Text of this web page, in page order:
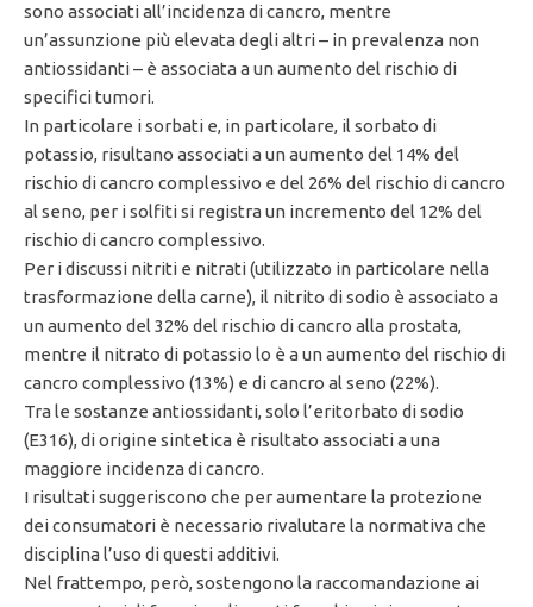
sono associati all’incidenza di cancro, mentre
un’assunzione più elevata degli altri – in prevalenza non
antiossidanti – è associata a un aumento del rischio di
specifici tumori.
In particolare i sorbati e, in particolare, il sorbato di
potassio, risultano associati a un aumento del 14% del
rischio di cancro complessivo e del 26% del rischio di cancro
al seno, per i solfiti si registra un incremento del 12% del
rischio di cancro complessivo.
Per i discussi nitriti e nitrati (utilizzato in particolare nella
trasformazione della carne), il nitrito di sodio è associato a
un aumento del 32% del rischio di cancro alla prostata,
mentre il nitrato di potassio lo è a un aumento del rischio di
cancro complessivo (13%) e di cancro al seno (22%).
Tra le sostanze antiossidanti, solo l’eritorbato di sodio
(E316), di origine sintetica è risultato associati a una
maggiore incidenza di cancro.
I risultati suggeriscono che per aumentare la protezione
dei consumatori è necessario rivalutare la normativa che
disciplina l’uso di questi additivi.
Nel frattempo, però, sostengono la raccomandazione ai